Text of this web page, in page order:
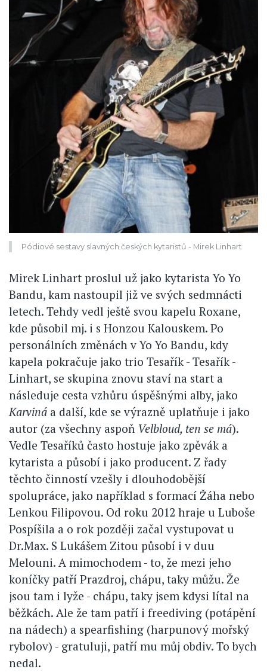
Pódiové sestavy slavných českých kytaristů - Mirek Linhart
Mirek Linhart proslul už jako kytarista Yo Yo
Bandu, kam nastoupil již ve svých sedmnácti
letech. Tehdy vedl ještě svou kapelu Roxane,
kde působil mj. i s Honzou Kalouskem. Po
personálních změnách v Yo Yo Bandu, kdy
kapela pokračuje jako trio Tesařík - Tesařík -
Linhart, se skupina znovu staví na start a
následuje cesta vzhůru úspěšnými alby, jako
Karviná a další, kde se výrazně uplatňuje i jako
autor (za všechny aspoň Velbloud, ten se má).
Vedle Tesaříků často hostuje jako zpěvák a
kytarista a působí i jako producent. Z řady
těchto činností vzešly i dlouhodobější
spolupráce, jako například s formací Žáha nebo
Lenkou Filipovou. Od roku 2012 hraje u Luboše
Pospíšila a o rok později začal vystupovat u
Dr.Max. S Lukášem Zitou působí i v duu
Melouni. A mimochodem - to, že mezi jeho
koníčky patří Prazdroj, chápu, taky můžu. Že
jsou tam i lyže - chápu, taky jsem kdysi lítal na
běžkách. Ale že tam patří i freediving (potápění
na nádech) a spearfishing (harpunový mořský
rybolov) - gratuluji, patří mu můj obdiv. To bych
nedal.